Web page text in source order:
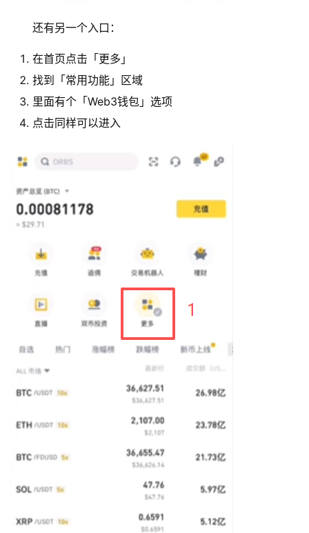
还有另一个入口：
在首页点击「更多」
找到「常用功能」区域
里面有个「Web3钱包」选项
点击同样可以进入